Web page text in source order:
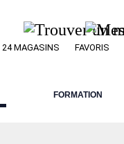
24 MAGASINS FAVORIS
FORMATION